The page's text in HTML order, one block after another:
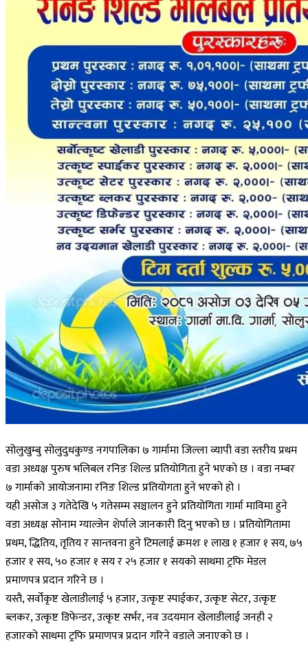
सोलुखुम्बु सोलुदुधकुण्ड नगपालिका ७ गार्मामा जिल्ला व्यापी वडा स्तरीय प्रथम
वडा अध्यक्ष पुरुष भलिबल रनिङ शिल्ड प्रतियोगिता हुने भएको छ । वडा नम्बर
७ गार्माको आयोजनामा रनिङ शिल्ड प्रतियोगता हुने भएको हो ।
यही असोज ३ गतेदेखि ५ गतेसम्म सञ्चालन हुने प्रतियोगिता गार्मा माविमा हुने
वडा अध्यक्ष सोनाम ग्याल्जेन शेर्पाले जानकारी दिनु भएको छ । प्रतियोगितामा
प्रथम, द्धितिय, तृतिय र सान्तवना हुने टिमलाई क्रमशः १ लाख १ हजार १ सय, ७५
हजार १ सय, ५० हजार १ सय र २५ हजार १ सयको साथमा ट्रफि मेडल
प्रमाणपत्र प्रदान गरिने छ ।
यस्तै, सर्वोकृष्ट खेलाडीलाई ५ हजार, उत्कृष्ट स्पाईकर, उत्कृष्ट सेटर, उत्कृष्ट
ब्लकर, उत्कृष्ट डिफेन्डर, उत्कृष्ट सर्भर, नव उदयमान खेलाडीलाई जनही २
हजारको साथमा ट्रफि प्रमाणपत्र प्रदान गरिने वडाले जनाएको छ ।